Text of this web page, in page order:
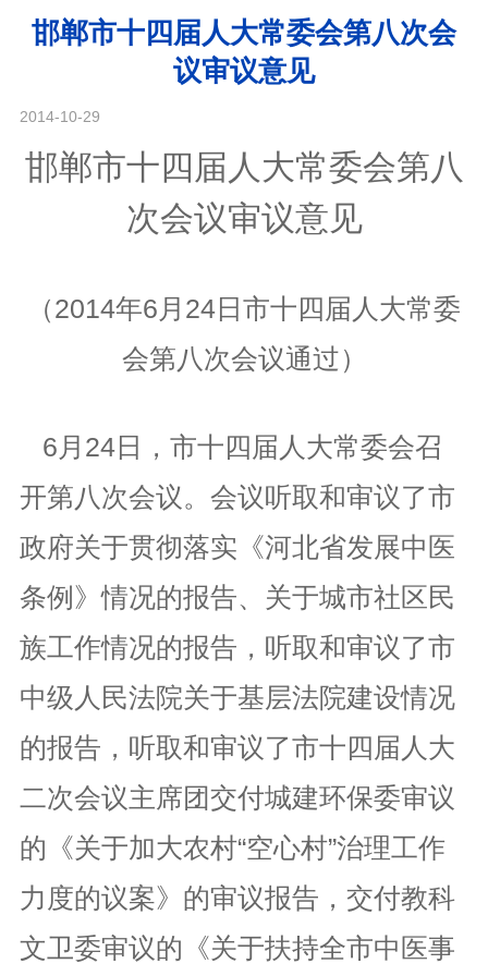
邯郸市十四届人大常委会第八次会
议审议意见
2014-10-29
邯郸市十四届人大常委会第八
次会议审议意见
（2014年6月24日市十四届人大常委
会第八次会议通过）
6月24日，市十四届人大常委会召
开第八次会议。会议听取和审议了市
政府关于贯彻落实《河北省发展中医
条例》情况的报告、关于城市社区民
族工作情况的报告，听取和审议了市
中级人民法院关于基层法院建设情况
的报告，听取和审议了市十四届人大
二次会议主席团交付城建环保委审议
的《关于加大农村“空心村”治理工作
力度的议案》的审议报告，交付教科
文卫委审议的《关于扶持全市中医事